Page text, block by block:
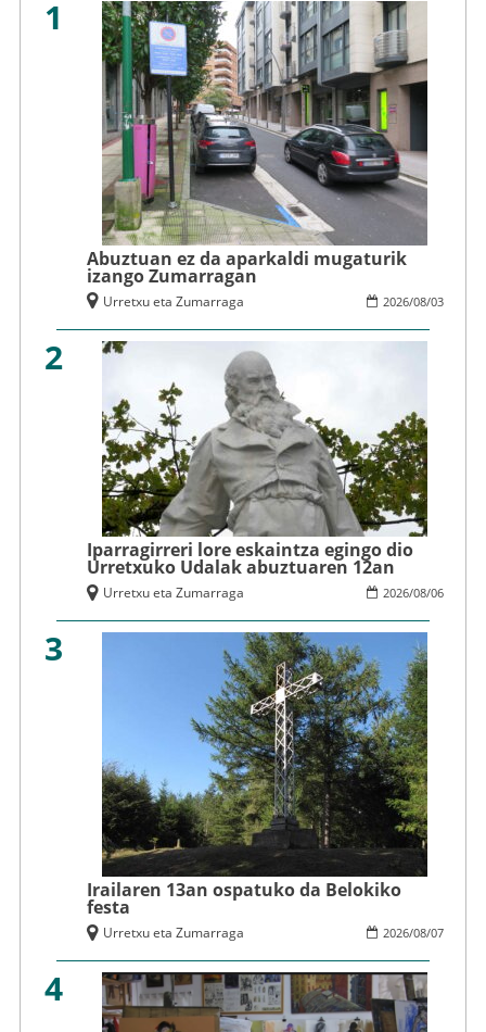
1
Abuztuan ez da aparkaldi mugaturik
izango Zumarragan
2026/08/03
Urretxu eta Zumarraga
2
Iparragirreri lore eskaintza egingo dio
Urretxuko Udalak abuztuaren 12an
2026/08/06
Urretxu eta Zumarraga
3
Irailaren 13an ospatuko da Belokiko
festa
2026/08/07
Urretxu eta Zumarraga
4